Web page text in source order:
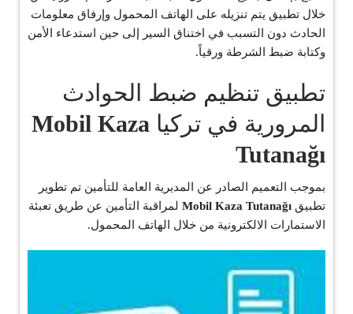
خلال تطبيق يتم تنزيله على الهاتف المحمول وإرفاق معلومات
الحادث دون التسبب في اختناق السير إلى حين استدعاء الأمن
وكتابة ضبط الشرطة ورقياً.
تطبيق تنظيم ضبط الحوادث
المرورية في تركيا Mobil Kaza
Tutanağı
بموجب التعميم الصادر عن المديرية العامة للتأمين تم تطوير
تطبيق Mobil Kaza Tutanağı لمراقبة التأمين عن طريق تعبئة
الاستمارات الالكترونية من خلال الهاتف المحمول.